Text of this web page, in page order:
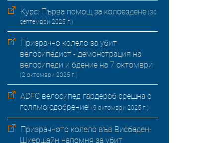
Курс: Първа помощ за колоездене (30
септември 2025 г.)
Призрачно колело за убит
велосипедист - демонстрация на
велосипеди и бдение на 7 октомври
(2 октомври 2025 г.)
ADFC велосипед гардероб срещна с
голямо одобрение! (9 октомври 2025 г.)
Призрачното колело във Висбаден-
Шиерщайн напомня за убит